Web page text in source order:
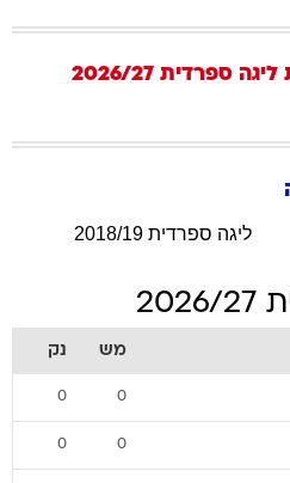
ספרדית 2026/27
ליגה ספרדית 2018/19
מש נק
0
0
0
0